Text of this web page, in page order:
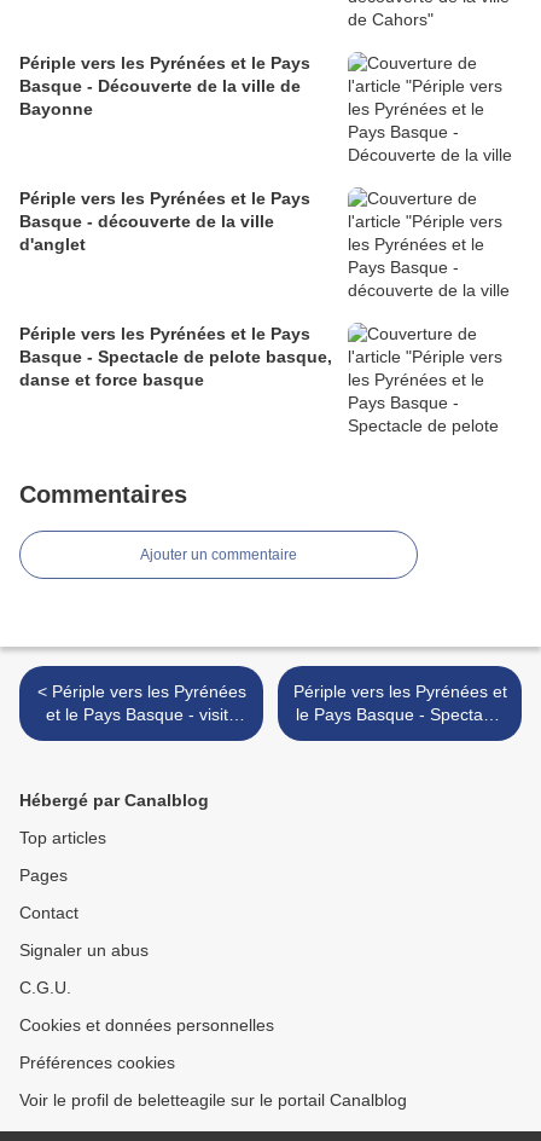
Périple vers les Pyrénées et le Pays
Basque - Découverte de la ville de
Bayonne
Périple vers les Pyrénées et le Pays
Basque - découverte de la ville
d'anglet
Périple vers les Pyrénées et le Pays
Basque - Spectacle de pelote basque,
danse et force basque
Commentaires
Ajouter un commentaire
< Périple vers les Pyrénées
et le Pays Basque - visite
des villes de Sare et
Périple vers les Pyrénées et
le Pays Basque - Spectacle
de pelote basque, danse et
Hébergé par Canalblog
Top articles
Pages
Contact
Signaler un abus
C.G.U.
Cookies et données personnelles
Préférences cookies
Voir le profil de beletteagile sur le portail Canalblog